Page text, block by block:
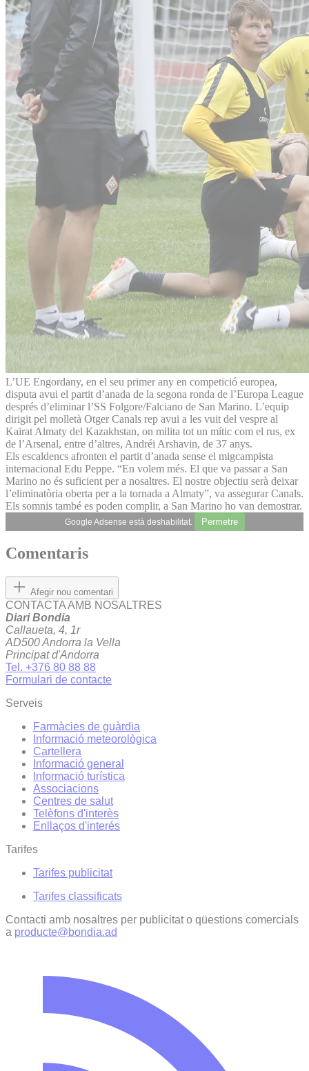
L’UE Engordany, en el seu primer any en competició europea,
disputa avui el partit d’anada de la segona ronda de l’Europa League
després d’eliminar l’SS Folgore/Falciano de San Marino. L’equip
dirigit pel molletà Otger Canals rep avui a les vuit del vespre al
Kairat Almaty del Kazakhstan, on milita tot un mític com el rus, ex
de l’Arsenal, entre d’altres, Andréi Arshavin, de 37 anys.
Els escaldencs afronten el partit d’anada sense el migcampista
internacional Edu Peppe. “En volem més. El que va passar a San
Marino no és suficient per a nosaltres. El nostre objectiu serà deixar
l’eliminatòria oberta per a la tornada a Almaty”, va assegurar Canals.
Els somnis també es poden complir, a San Marino ho van demostrar.
Google Adsense està deshabilitat. Permetre
Comentaris
Afegir nou comentari
CONTACTA AMB NOSALTRES
Diari Bondia
Callaueta, 4, 1r
AD500 Andorra la Vella
Principat d'Andorra
Tel. +376 80 88 88
Formulari de contacte
Serveis
Farmàcies de guàrdia
Informació meteorològica
Cartellera
Informació general
Informació turística
Associacions
Centres de salut
Telèfons d'interès
Enllaços d'interés
Tarifes
Tarifes publicitat
Tarifes classificats
Contacti amb nosaltres per publicitat o qüestions comercials
a producte@bondia.ad